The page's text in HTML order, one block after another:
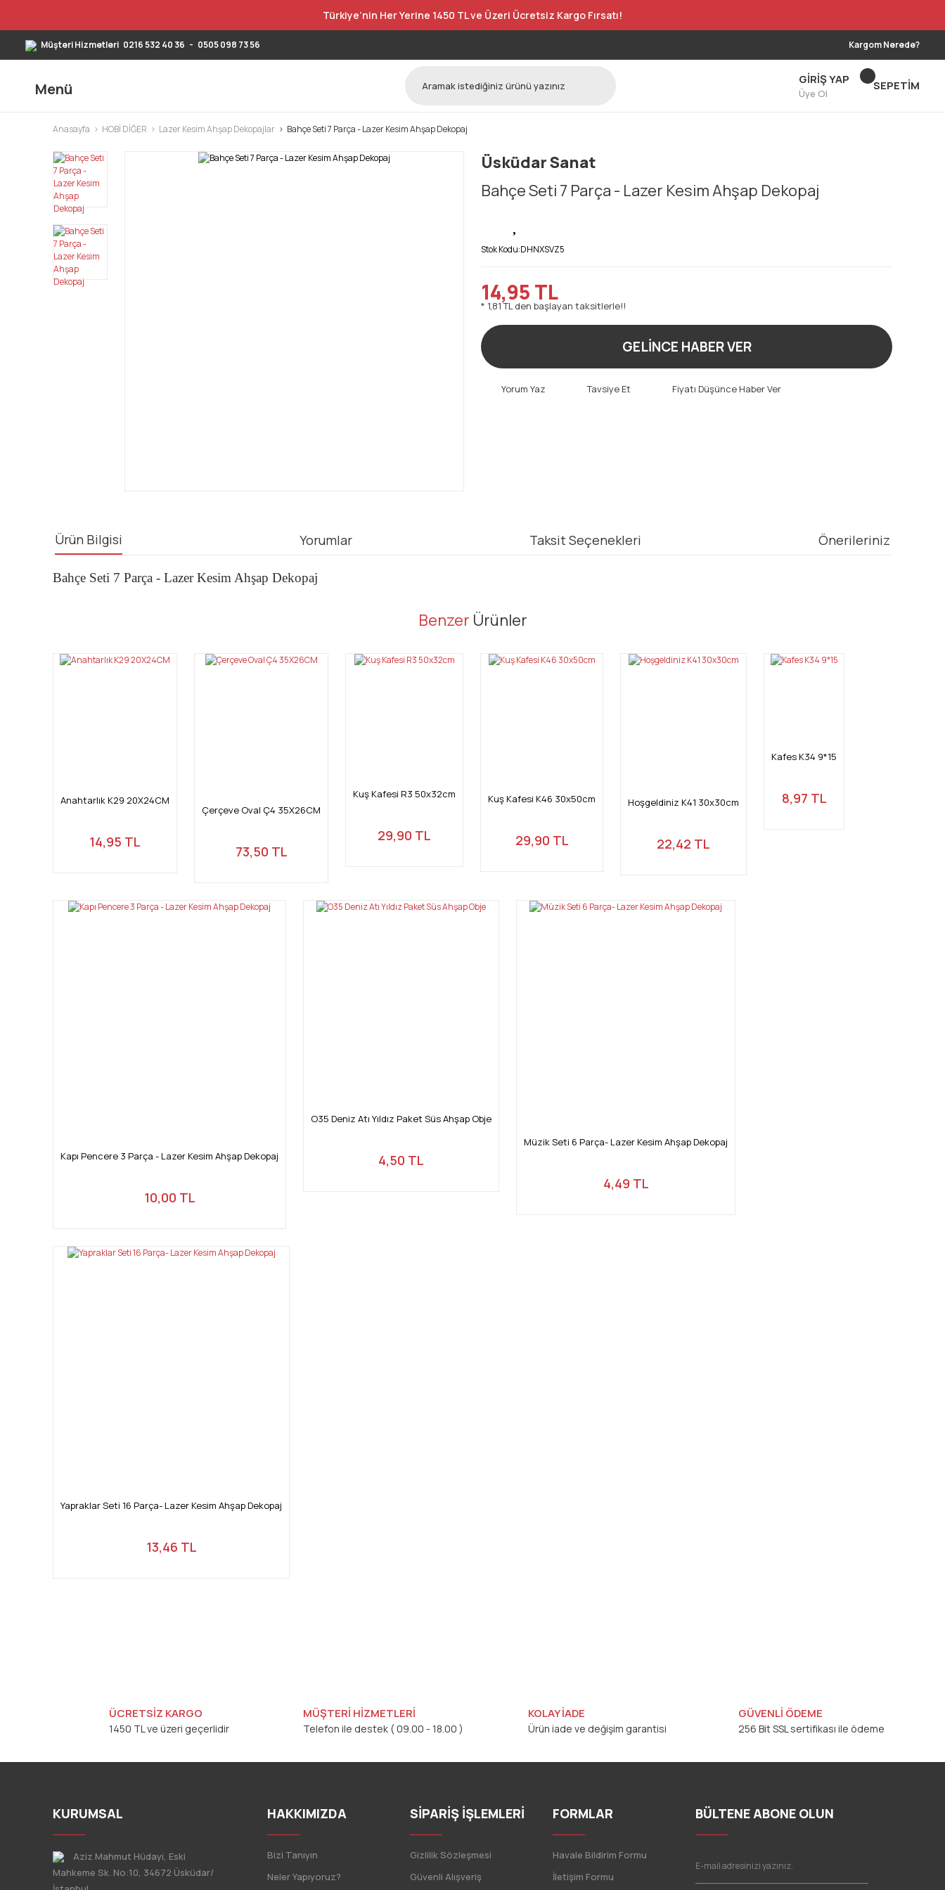
Türkiye’nin Her Yerine 1450 TL ve Üzeri Ücretsiz Kargo Fırsatı!
Müşteri Hizmetleri 0216 532 40 36 - 0505 098 73 56 Kargom Nerede?
Menü
GİRİŞ YAP
Üye Ol
SEPETİM
Anasayfa HOBİ DİĞER Lazer Kesim Ahşap Dekopajlar Bahçe Seti 7 Parça - Lazer Kesim Ahşap Dekopaj
Üsküdar Sanat
Bahçe Seti 7 Parça - Lazer Kesim Ahşap Dekopaj
Stok Kodu:DHNXSVZ5
14,95 TL
* 1,81 TL den başlayan taksitlerle!!
GELİNCE HABER VER
Yorum Yaz Tavsiye Et Fiyatı Düşünce Haber Ver
Ürün Bilgisi Yorumlar Taksit Seçenekleri Önerileriniz
Bahçe Seti 7 Parça - Lazer Kesim Ahşap Dekopaj
Bu ürünün fiyat bilgisi, resim, ürün açıklamalarında ve diğer konularda yetersiz gördüğünüz noktaları öneri formunu kullanarak tarafımıza iletebilirsiniz.
Ürün resmi kalitesiz, bozuk veya görüntülenemiyor.
Benzer Ürünler
Anahtarlık K29 20X24CM
14,95 TL
Çerçeve Oval Ç4 35X26CM
73,50 TL
Kuş Kafesi R3 50x32cm
29,90 TL
Kuş Kafesi K46 30x50cm
29,90 TL
Hoşgeldiniz K41 30x30cm
22,42 TL
Kafes K34 9*15
8,97 TL
Kapı Pencere 3 Parça - Lazer Kesim Ahşap Dekopaj
10,00 TL
O35 Deniz Atı Yıldız Paket Süs Ahşap Obje
4,50 TL
Müzik Seti 6 Parça- Lazer Kesim Ahşap Dekopaj
4,49 TL
Yapraklar Seti 16 Parça- Lazer Kesim Ahşap Dekopaj
13,46 TL
ÜCRETSİZ KARGO
1450 TL ve üzeri geçerlidir
MÜŞTERİ HİZMETLERİ
Telefon ile destek ( 09.00 - 18.00 )
KOLAY İADE
Ürün iade ve değişim garantisi
GÜVENLİ ÖDEME
256 Bit SSL sertifikası ile ödeme
KURUMSAL
Aziz Mahmut Hüdayi, Eski
Mahkeme Sk. No:10, 34672 Üsküdar/
HAKKIMIZDA
Bizi Tanıyın
Neler Yapıyoruz?
SİPARİŞ İŞLEMLERİ
Gizlilik Sözleşmesi
Güvenli Alışveriş
FORMLAR
Havale Bildirim Formu
İletişim Formu
BÜLTENE ABONE OLUN